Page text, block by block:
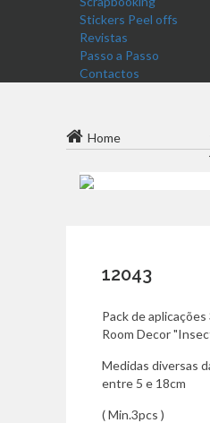
Stickers Peel offs
Revistas
Passo a Passo
Contactos
Home
12043
Pack de
Room Decor
Medidas diversas
entre 5 e 18cm
( Min.3pcs )